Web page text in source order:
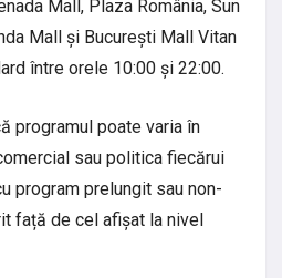
Mall, Plaza România, Sun
Mall și București Mall Vitan
între orele 10:00 și 22:00.
programul poate varia în
sau politica fiecărui
program prelungit sau non-
față de cel afișat la nivel